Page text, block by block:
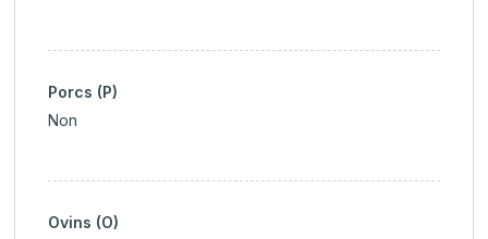
Porcs (P)
Non
Ovins (O)